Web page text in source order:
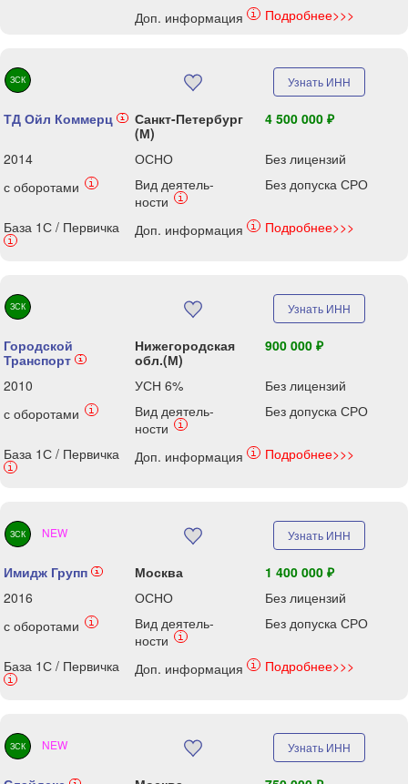
Доп. информация i Подробнее>>>
ЗСК Узнать ИНН
ТД Ойл Коммерц i
Санкт-Петербург
(М)
4 500 000 ₽
2014 ОСНО
Без лицензий
с оборотами
i
Вид деятель-
ности
i
Без допуска СРО
База 1С / Первичка
i
Доп. информация i Подробнее>>>
ЗСК Узнать ИНН
Городской
Транспорт i
Нижегородская
обл.(М)
900 000 ₽
2010 УСН 6%
Без лицензий
с оборотами
i
Вид деятель-
ности
i
Без допуска СРО
База 1С / Первичка
i
Доп. информация i Подробнее>>>
ЗСК NEW Узнать ИНН
Имидж Групп i Москва
1 400 000 ₽
2016
ОСНО
Без лицензий
с оборотами
i
Вид деятель-
ности
i
Без допуска СРО
База 1С / Первичка
i
Доп. информация i Подробнее>>>
ЗСК NEW Узнать ИНН